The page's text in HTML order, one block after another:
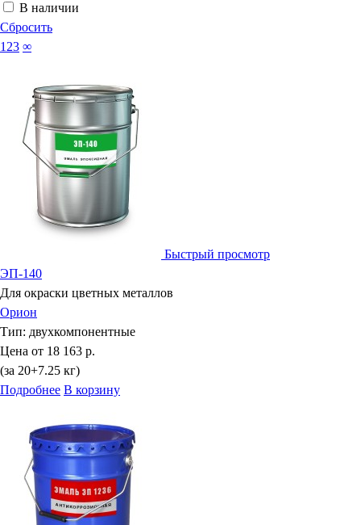
В наличии
Сбросить
123 ∞
Быстрый просмотр
ЭП-140
Для окраски цветных металлов
Орион
Тип: двухкомпонентные
Цена от 18 163 р.
(за 20+7.25 кг)
Подробнее В корзину